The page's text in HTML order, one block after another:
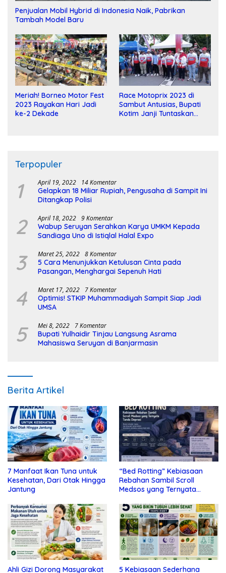
Penjualan Mobil Hybrid di Indonesia Naik, Pabrikan
Tambah Model Baru
Meriah! Borneo Motor Fest
2023 Rayakan Hari Jadi
ke-2 Dekade
Race Motoprix 2023 di
Sambut Antusias, Bupati
Kotim Janji Tuntaskan
Terpopuler
1 April 19, 2022 14 Komentar
Gelapkan 18 Miliar Rupiah, Pengusaha di Sampit Ini
Ditangkap Polisi
2 April 18, 2022 9 Komentar
Wabup Seruyan Serahkan Karya UMKM Kepada
Sandiaga Uno di Istiqlal Halal Expo
3 Maret 25, 2022 8 Komentar
5 Cara Menunjukkan Ketulusan Cinta pada
Pasangan, Menghargai Sepenuh Hati
4 Maret 17, 2022 7 Komentar
Optimis! STKIP Muhammadiyah Sampit Siap Jadi
UMSA
5 Mei 8, 2022 7 Komentar
Bupati Yulhaidir Tinjau Langsung Asrama
Mahasiswa Seruyan di Banjarmasin
Berita Artikel
7 Manfaat Ikan Tuna untuk
Kesehatan, Dari Otak Hingga
Jantung
“Bed Rotting” Kebiasaan
Rebahan Sambil Scroll
Medsos yang Ternyata
Ahli Gizi Dorong Masyarakat 5 Kebiasaan Sederhana